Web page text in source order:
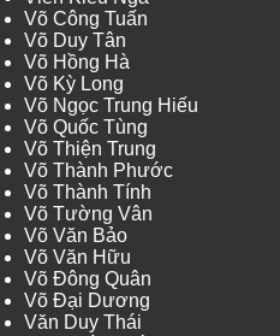
Võ Công Tuấn
Võ Duy Tân
Võ Hồng Hà
Võ Kỳ Long
Võ Ngọc Trung Hiếu
Võ Quốc Tùng
Võ Thiện Trung
Võ Thành Phước
Võ Thành Tính
Võ Tường Vân
Võ Văn Bảo
Võ Văn Hữu
Võ Đông Quân
Võ Đại Dương
Văn Duy Thái